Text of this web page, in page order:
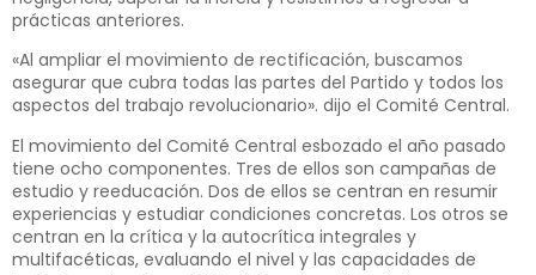
prácticas anteriores.
«Al ampliar el movimiento de rectificación, buscamos
asegurar que cubra todas las partes del Partido y todos los
aspectos del trabajo revolucionario». dijo el Comité Central.
El movimiento del Comité Central esbozado el año pasado
tiene ocho componentes. Tres de ellos son campañas de
estudio y reeducación. Dos de ellos se centran en resumir
experiencias y estudiar condiciones concretas. Los otros se
centran en la crítica y la autocrítica integrales y
multifacéticas, evaluando el nivel y las capacidades de